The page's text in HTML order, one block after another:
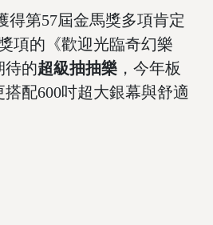
得第57屆金馬獎多項肯定
項的《歡迎光臨奇幻樂
待的超級抽抽樂 ，今年板
配600吋超大銀幕與舒適